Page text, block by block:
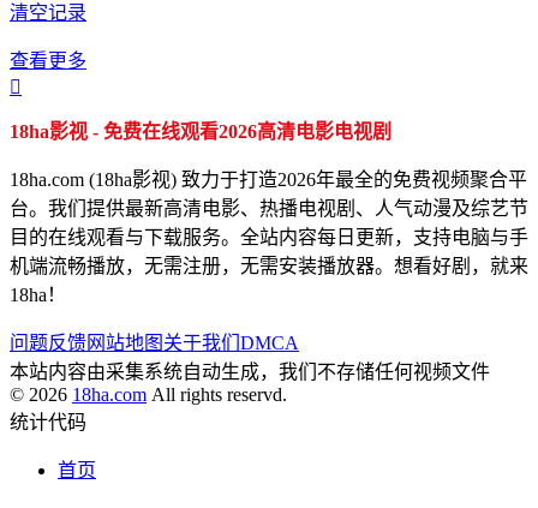
清空记录
查看更多

18ha影视 - 免费在线观看2026高清电影电视剧
18ha.com (18ha影视) 致力于打造2026年最全的免费视频聚合平
台。我们提供最新高清电影、热播电视剧、人气动漫及综艺节
目的在线观看与下载服务。全站内容每日更新，支持电脑与手
机端流畅播放，无需注册，无需安装播放器。想看好剧，就来
18ha！
问题反馈网站地图 关于我们 DMCA
本站内容由采集系统自动生成，我们不存储任何视频文件
© 2026 18ha.com All rights reservd.
统计代码
首页